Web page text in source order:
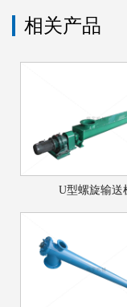
相关产品
U型螺旋输送